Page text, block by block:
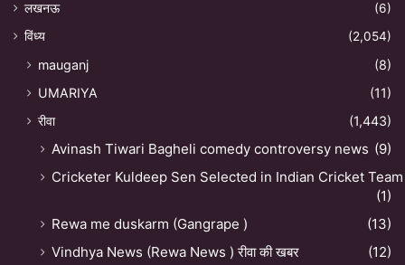
लखनऊ
(6)
विंध्य
(2,054)
mauganj
(8)
UMARIYA
(11)
रीवा
(1,443)
Avinash Tiwari Bagheli comedy controversy news (9)
Cricketer Kuldeep Sen Selected in Indian Cricket Team
(1)
Rewa me duskarm (Gangrape )
(13)
Vindhya News (Rewa News ) रीवा की खबर
(12)